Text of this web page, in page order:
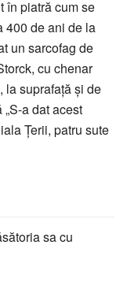
în piatră cum se
400 de ani de la
un sarcofag de
cu chenar
la suprafață și de
a dat acest
Țerii, patru sute
sa cu